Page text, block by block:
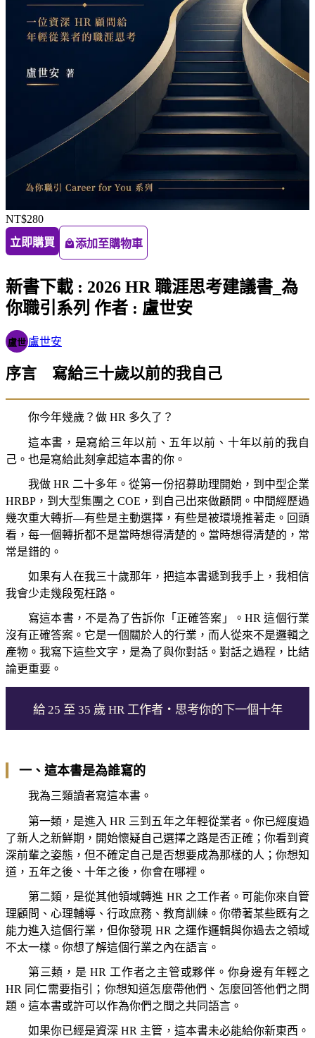
NT$280
立即購買
添加至購物車
新書下載 : 2026 HR 職涯思考建議書_為
你職引系列 作者 : 盧世安
盧世 盧世安
序言 寫給三十歲以前的我自己
你今年幾歲？做 HR 多久了？
這本書，是寫給三年以前、五年以前、十年以前的我自
己。也是寫給此刻拿起這本書的你。
我做 HR 二十多年。從第一份招募助理開始，到中型企業
HRBP，到大型集團之 COE，到自己出來做顧問。中間經歷過
幾次重大轉折—有些是主動選擇，有些是被環境推著走。回頭
看，每一個轉折都不是當時想得清楚的。當時想得清楚的，常
常是錯的。
如果有人在我三十歲那年，把這本書遞到我手上，我相信
我會少走幾段冤枉路。
寫這本書，不是為了告訴你「正確答案」。HR 這個行業
沒有正確答案。它是一個關於人的行業，而人從來不是邏輯之
產物。我寫下這些文字，是為了與你對話。對話之過程，比結
論更重要。
給 25 至 35 歲 HR 工作者・思考你的下一個十年
一、這本書是為誰寫的
我為三類讀者寫這本書。
第一類，是進入 HR 三到五年之年輕從業者。你已經度過
了新人之新鮮期，開始懷疑自己選擇之路是否正確；你看到資
深前輩之姿態，但不確定自己是否想要成為那樣的人；你想知
道，五年之後、十年之後，你會在哪裡。
第二類，是從其他領域轉進 HR 之工作者。可能你來自管
理顧問、心理輔導、行政庶務、教育訓練。你帶著某些既有之
能力進入這個行業，但你發現 HR 之運作邏輯與你過去之領域
不太一樣。你想了解這個行業之內在語言。
第三類，是 HR 工作者之主管或夥伴。你身邊有年輕之
HR 同仁需要指引；你想知道怎麼帶他們、怎麼回答他們之問
題。這本書或許可以作為你們之間之共同語言。
如果你已經是資深 HR 主管，這本書未必能給你新東西。